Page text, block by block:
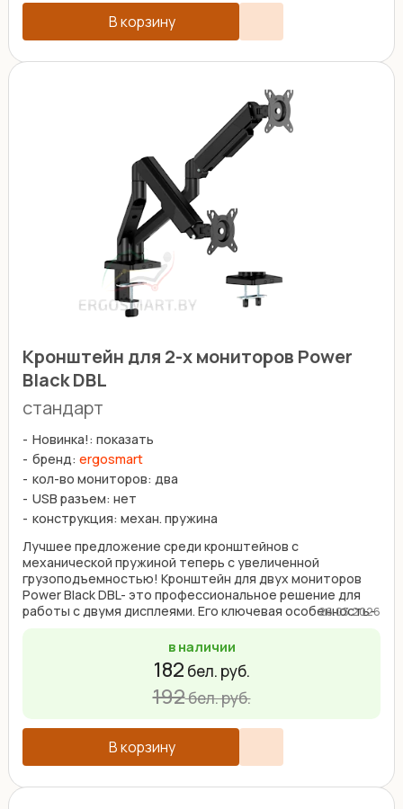
В корзину
Кронштейн для 2-х мониторов Power
Black DBL
стандарт
Новинка!: показать
бренд: ergosmart
кол-во мониторов: два
USB разъем: нет
конструкция: механ. пружина
Лучшее предложение среди кронштейнов с
механической пружиной теперь с увеличенной
грузоподъемностью! Кронштейн для двух мониторов
Power Black DBL- это профессиональное решение для
работы с двумя дисплеями. Его ключевая особенность-
26.03.2026
в наличии
182 бел. руб.
192бел. руб.
В корзину